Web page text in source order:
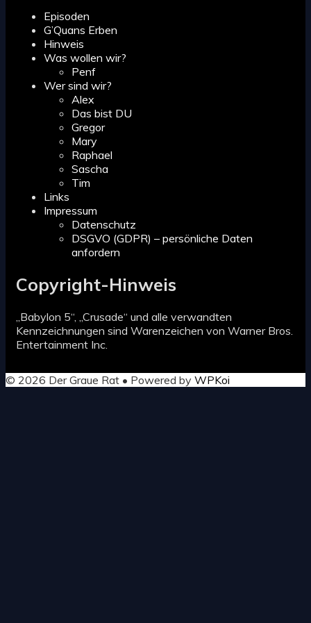
Episoden
G’Quans Erben
Hinweis
Was wollen wir?
Penf
Wer sind wir?
Alex
Das bist DU
Gregor
Mary
Raphael
Sascha
Tim
Links
Impressum
Datenschutz
DSGVO (GDPR) – persönliche Daten
anfordern
Copyright-Hinweis
„Babylon 5“, „Crusade“ und alle verwandten
Kennzeichnungen sind Warenzeichen von Warner Bros.
Entertainment Inc.
© 2026 Der Graue Rat • Powered by WPKoi